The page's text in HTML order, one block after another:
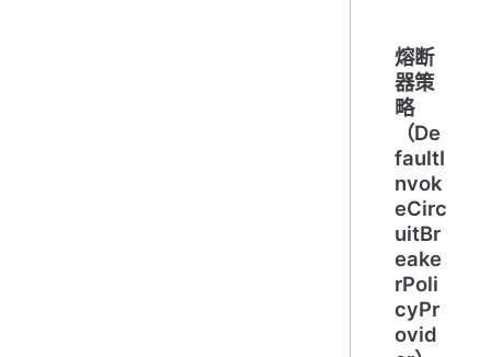
熔断
器策
略
（De
faultI
nvok
eCirc
uitBr
eake
rPoli
cyPr
ovid